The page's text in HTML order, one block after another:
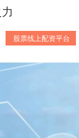
股票线上配资平台